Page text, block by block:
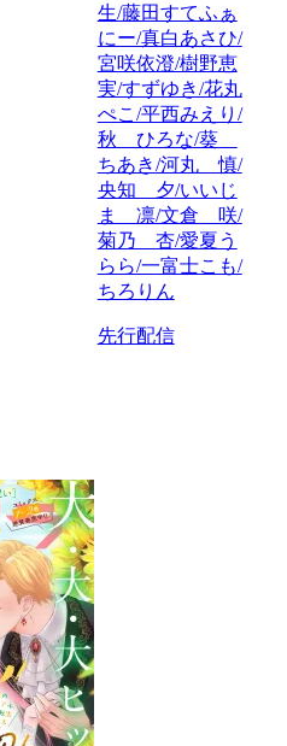
生/藤田すてふぁ
にー/真白あさひ/
宮咲依澄/樹野恵
実/すずゆき/花丸
ぺこ/平西みえり/
秋 ひろな/葵
ちあき/河丸 慎/
央知 夕/いいじ
ま 凛/文倉 咲/
菊乃 杏/愛夏う
らら/一富士こも/
ちろりん
先行配信